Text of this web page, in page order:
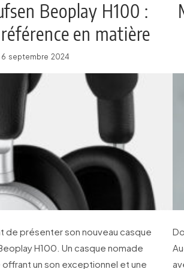
Beoplay H100 :
en matière
audio Bluetooth
6 septembre 2024
de présenter son nouveau casque
H100. Un casque nomade
un son exceptionnel et une